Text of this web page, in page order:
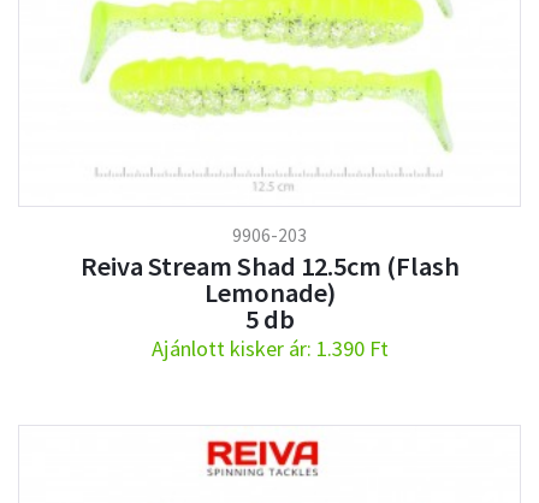
9906-203
Reiva Stream Shad 12.5cm (Flash
Lemonade)
5 db
Ajánlott kisker ár: 1.390 Ft